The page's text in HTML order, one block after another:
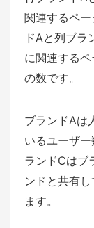
関連するペ
ドAと列ブラ
に関連するペ
の数です。
ブランドAは
いるユーザ
ランドCはブ
ンドと共有
ます。